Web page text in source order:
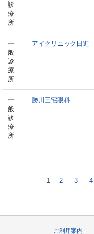
診
療
所
一
般
診
療
所
アイクリニック日進
一
般
診
療
所
勝川三宅眼科
1 2 3 4
ご利用案内